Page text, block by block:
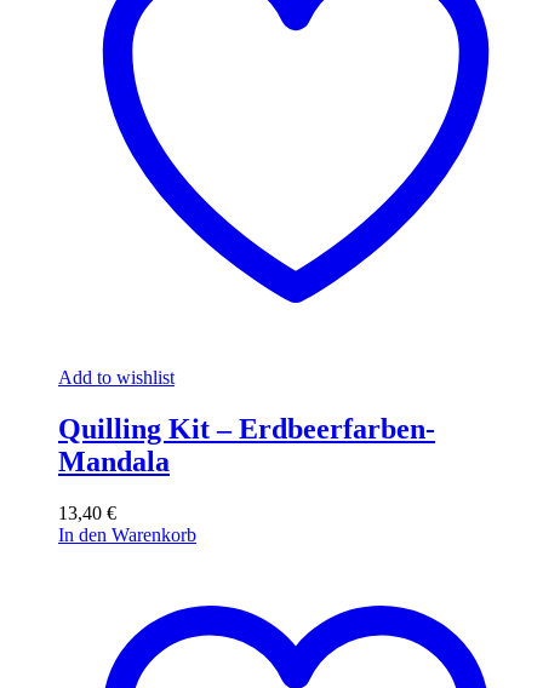
Add to wishlist
Quilling Kit – Erdbeerfarben-
Mandala
13,40 €
In den Warenkorb